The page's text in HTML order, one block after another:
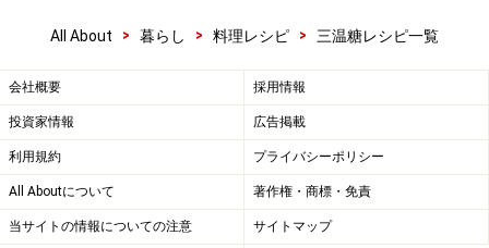
All About > 暮らし > 料理レシピ > 三温糖レシピ一覧
会社概要 採用情報
投資家情報 広告掲載
利用規約 プライバシーポリシー
All Aboutについて 著作権・商標・免責
当サイトの情報についての注意 サイトマップ